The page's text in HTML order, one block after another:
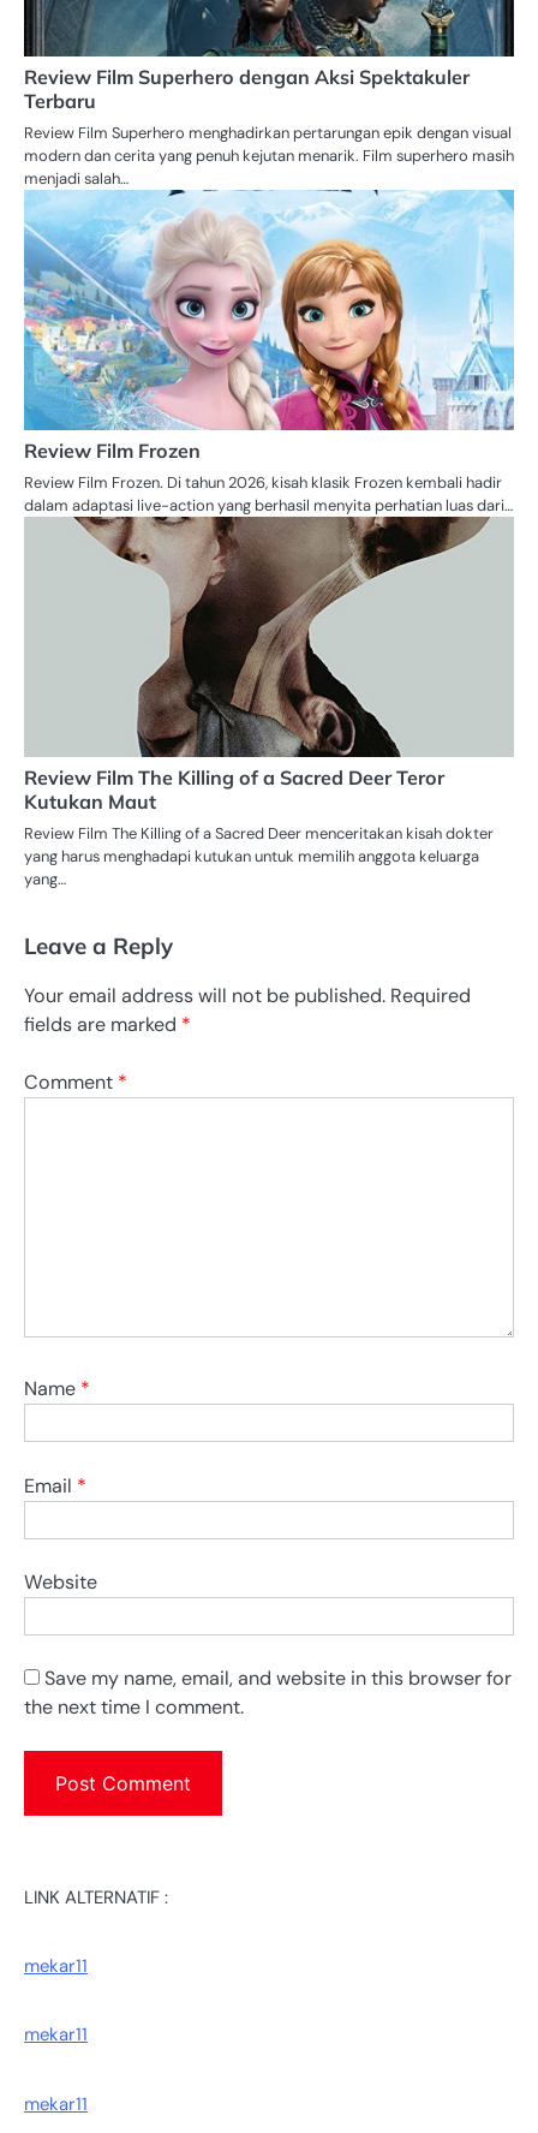
Review Film Superhero dengan Aksi Spektakuler
Terbaru
Review Film Superhero menghadirkan pertarungan epik dengan visual
modern dan cerita yang penuh kejutan menarik. Film superhero masih
menjadi salah…
Review Film Frozen
Review Film Frozen. Di tahun 2026, kisah klasik Frozen kembali hadir
dalam adaptasi live-action yang berhasil menyita perhatian luas dari…
Review Film The Killing of a Sacred Deer Teror
Kutukan Maut
Review Film The Killing of a Sacred Deer menceritakan kisah dokter
yang harus menghadapi kutukan untuk memilih anggota keluarga
yang…
Leave a Reply
Your email address will not be published. Required
fields are marked *
Comment *
Name *
Email *
Website
Save my name, email, and website in this browser for
the next time I comment.
LINK ALTERNATIF :
mekar11
mekar11
mekar11